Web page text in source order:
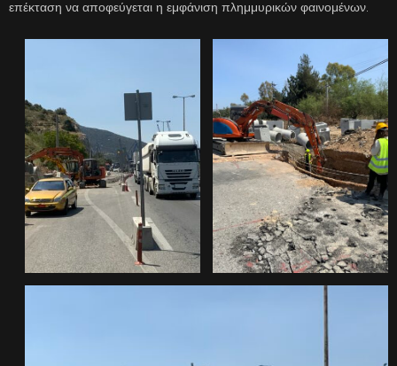
επέκταση να αποφεύγεται η εμφάνιση πλημμυρικών φαινομένων.